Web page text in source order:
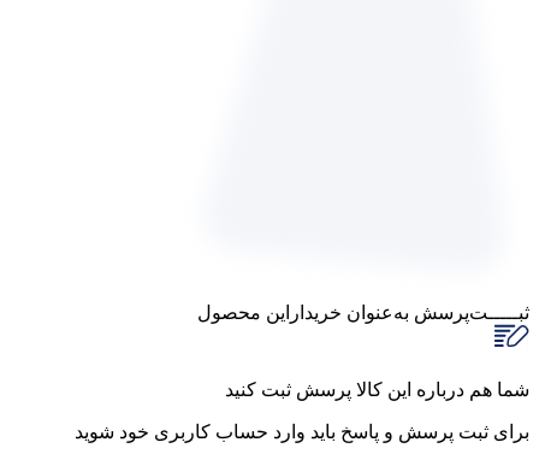
ثبـــــت‌پرسش به‌عنوان ‌خریدار‌این‌ محصول
شما هم درباره این کالا پرسش ثبت کنید
برای ثبت پرسش و پاسخ باید وارد حساب کاربری خود شوید